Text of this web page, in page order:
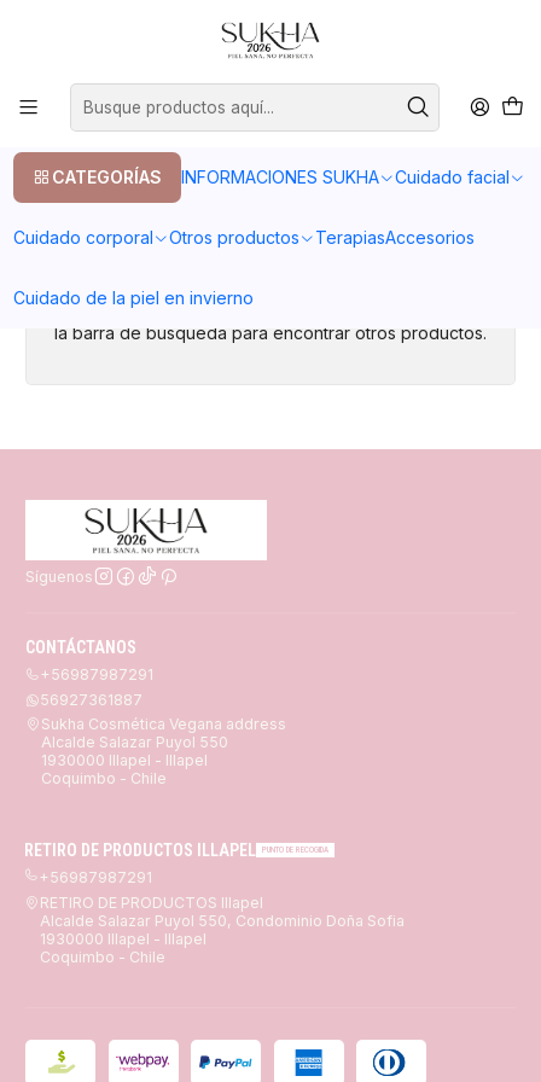
CATEGORÍAS INFORMACIONES SUKHA Cuidado facial
Cuidado corporal Otros productos TerapiasAccesorios
Cuidado de la piel en invierno
20% en tu primera compra con el codigo COMPRA1
Puedes probar a buscar en otras categorías o utilizar
la barra de búsqueda para encontrar otros productos.
Síguenos
CONTÁCTANOS
+56987987291
56927361887
Sukha Cosmética Vegana address
Alcalde Salazar Puyol 550
1930000 Illapel - Illapel
Coquimbo - Chile
RETIRO DE PRODUCTOS ILLAPEL PUNTO DE RECOGIDA
+56987987291
RETIRO DE PRODUCTOS Illapel
Alcalde Salazar Puyol 550, Condominio Doña Sofia
1930000 Illapel - Illapel
Coquimbo - Chile